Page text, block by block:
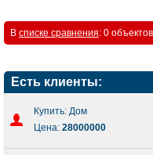
В списке сравнения: 0 объектов
Есть клиенты:
Купить: Дом
Цена: 28000000